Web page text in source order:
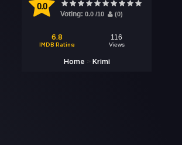
0.0
Voting: 0.0 /10 (0)
6.8
IMDB Rating
116
Views
Home > Krimi